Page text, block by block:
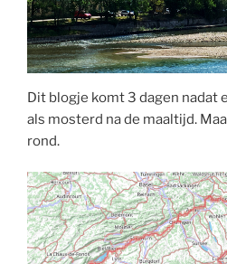
Dit blogje komt 3 dagen nadat
als mosterd na de maaltijd.
rond.